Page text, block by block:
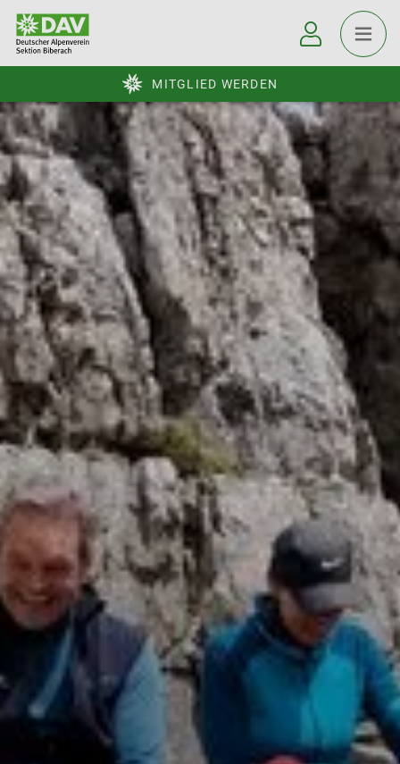
MITGLIED WERDEN